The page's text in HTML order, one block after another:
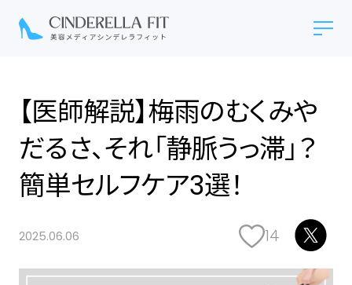
【医師解説】梅雨のむくみや
だるさ、それ「静脈うっ滞」？
簡単セルフケア3選！
2025.06.06 14